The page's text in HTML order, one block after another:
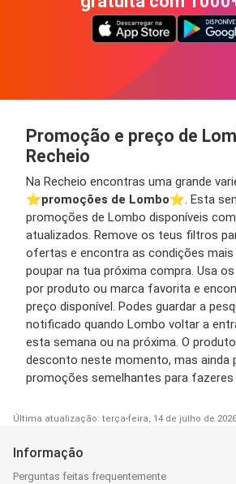
Promoção e preço de
Recheio
Na Recheio encontras uma grande
⭐️promoções de Lombo⭐️. Esta
promoções de Lombo disponíveis
atualizados. Remove os teus filtros
ofertas e encontra as condições mais
poupar na tua próxima compra. Usa
por produto ou marca favorita e
preço disponível. Podes guardar a
notificado quando Lombo voltar a
esta semana ou na próxima. O
desconto neste momento, mas ainda
promoções semelhantes para fazeres
Última atualização: terça-feira, 14 de julho de 2026
Informação
Perguntas feitas frequentemente